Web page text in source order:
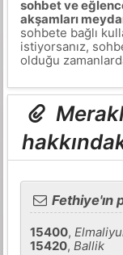
sohbet ve
akşamları
sohbete bağlı
istiyorsanız,
olduğu
Fethiye'ın
15400,
15420,Ballik